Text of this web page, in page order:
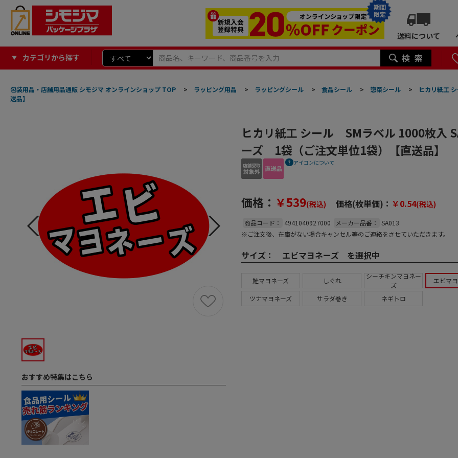
期間
限定
送料について
カテゴリから探す
包装用品・店舗用品通販 シモジマ オンラインショップ TOP > ラッピング用品 > ラッピングシール > 食品シール > 惣菜シール >
ヒカリ紙工
送品】
おすすめ特集はこちら
ヒカリ紙工 シール SMラベル 1000枚入
ーズ 1袋（ご注文単位1袋）【直送品】
アイコンについて
価格： ￥539(税込) 価格(枚単価)： ￥0.54(税込)
商品コード： 4941040927000 メーカー品番：
SA013
※ご注文後、在庫がない場合キャンセル等のご連絡をさせていただきます。
サイズ： エビマヨネーズ を選択中
鮭マヨネーズ しぐれ
シーチキンマヨネー
ズ
エビマ
ツナマヨネーズ サラダ巻き ネギトロ